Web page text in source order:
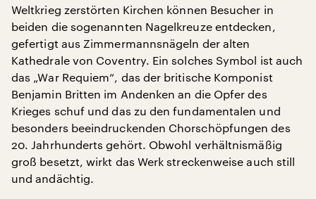
Weltkrieg zerstörten Kirchen können Besucher in
beiden die sogenannten Nagelkreuze entdecken,
gefertigt aus Zimmermannsnägeln der alten
Kathedrale von Coventry. Ein solches Symbol ist auch
das „War Requiem“, das der britische Komponist
Benjamin Britten im Andenken an die Opfer des
Krieges schuf und das zu den fundamentalen und
besonders beeindruckenden Chorschöpfungen des
20. Jahrhunderts gehört. Obwohl verhältnismäßig
groß besetzt, wirkt das Werk streckenweise auch still
und andächtig.